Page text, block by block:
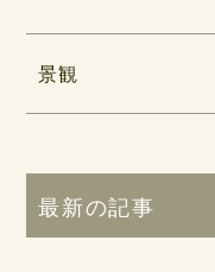
景観
最新の記事